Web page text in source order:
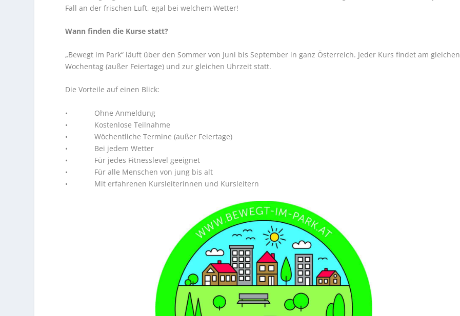
Fall an der frischen Luft, egal bei welchem Wetter!
Wann finden die Kurse statt?
„Bewegt im Park“ läuft über den Sommer von Juni bis September in ganz Österreich. Jeder Kurs findet am gleichen
Wochentag (außer Feiertage) und zur gleichen Uhrzeit statt.
Die Vorteile auf einen Blick:
• Ohne Anmeldung
• Kostenlose Teilnahme
• Wöchentliche Termine (außer Feiertage)
• Bei jedem Wetter
• Für jedes Fitnesslevel geeignet
• Für alle Menschen von jung bis alt
• Mit erfahrenen Kursleiterinnen und Kursleitern